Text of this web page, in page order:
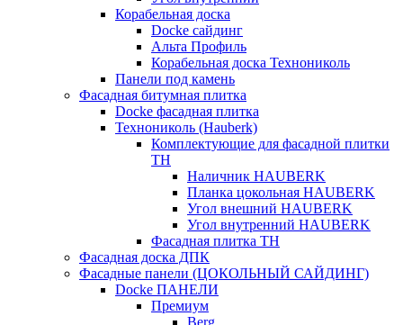
Корабельная доска
Docke сайдинг
Альта Профиль
Корабельная доска Технониколь
Панели под камень
Фасадная битумная плитка
Docke фасадная плитка
Технониколь (Hauberk)
Комплектующие для фасадной плитки
ТН
Наличник HAUBERK
Планка цокольная HAUBERK
Угол внешний HAUBERK
Угол внутренний HAUBERK
Фасадная плитка ТН
Фасадная доска ДПК
Фасадные панели (ЦОКОЛЬНЫЙ САЙДИНГ)
Docke ПАНЕЛИ
Премиум
Berg